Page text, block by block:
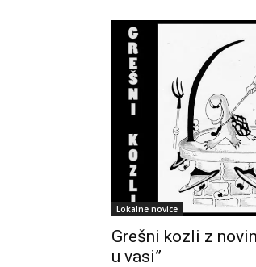
Lokalne novice
Grešni kozli z
u vasi”